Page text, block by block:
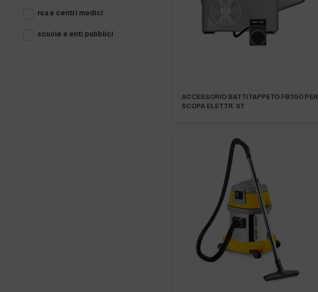
rsa e centri medici
scuole e enti pubblici
ACCESSORIO BATTITAPPETO FB350 PER
SCOPA ELETTR. ST